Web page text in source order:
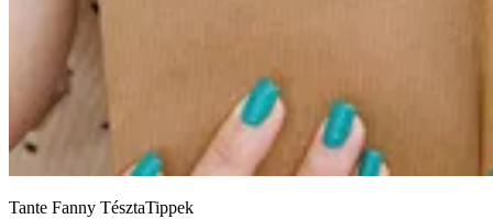
Tante Fanny TésztaTippek